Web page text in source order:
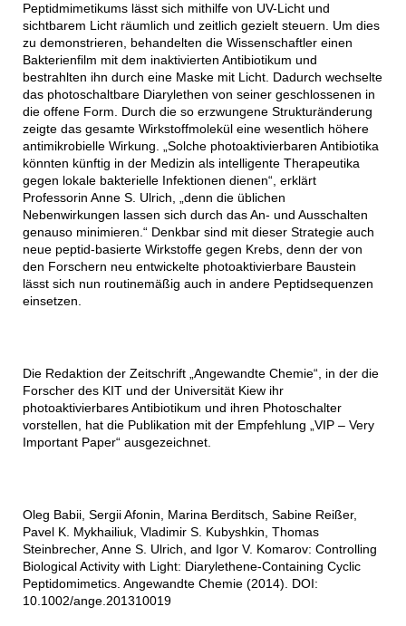
Peptidmimetikums lässt sich mithilfe von UV-Licht und
sichtbarem Licht räumlich und zeitlich gezielt steuern. Um dies
zu demonstrieren, behandelten die Wissenschaftler einen
Bakterienfilm mit dem inaktivierten Antibiotikum und
bestrahlten ihn durch eine Maske mit Licht. Dadurch wechselte
das photoschaltbare Diarylethen von seiner geschlossenen in
die offene Form. Durch die so erzwungene Strukturänderung
zeigte das gesamte Wirkstoffmolekül eine wesentlich höhere
antimikrobielle Wirkung. „Solche photoaktivierbaren Antibiotika
könnten künftig in der Medizin als intelligente Therapeutika
gegen lokale bakterielle Infektionen dienen“, erklärt
Professorin Anne S. Ulrich, „denn die üblichen
Nebenwirkungen lassen sich durch das An- und Ausschalten
genauso minimieren.“ Denkbar sind mit dieser Strategie auch
neue peptid-basierte Wirkstoffe gegen Krebs, denn der von
den Forschern neu entwickelte photoaktivierbare Baustein
lässt sich nun routinemäßig auch in andere Peptidsequenzen
einsetzen.
Die Redaktion der Zeitschrift „Angewandte Chemie“, in der die
Forscher des KIT und der Universität Kiew ihr
photoaktivierbares Antibiotikum und ihren Photoschalter
vorstellen, hat die Publikation mit der Empfehlung „VIP – Very
Important Paper“ ausgezeichnet.
Oleg Babii, Sergii Afonin, Marina Berditsch, Sabine Reißer,
Pavel K. Mykhailiuk, Vladimir S. Kubyshkin, Thomas
Steinbrecher, Anne S. Ulrich, and Igor V. Komarov: Controlling
Biological Activity with Light: Diarylethene-Containing Cyclic
Peptidomimetics. Angewandte Chemie (2014). DOI:
10.1002/ange.201310019